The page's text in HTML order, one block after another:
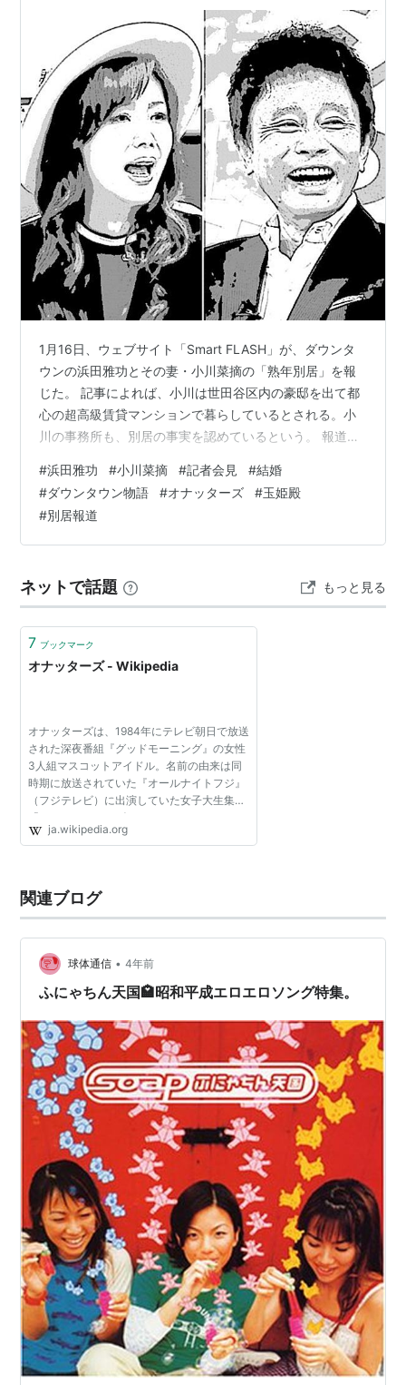
1月16日、ウェブサイト「Smart FLASH」が、ダウンタ
ウンの浜田雅功とその妻・小川菜摘の「熟年別居」を報
じた。 記事によれば、小川は世田谷区内の豪邸を出て都
心の超高級賃貸マンションで暮らしているとされる。小
川の事務所も、別居の事実を認めているという。 報道直
とツイート。ただ、小川は2月の舞台出演を控え、セリフ
やダンスを覚える仕事部屋としてのマンション生活で
は、との説もあることから、今後の行方が注目される。
2人が結婚して34年。 改めて時の流れを感じるばかりだ
て、浜田が大阪の吉本本社で…
#浜田雅功 #小川菜摘 #記者会見 #結婚
#ダウンタウン物語 #オナッターズ #玉姫殿
#別居報道
ネットで話題 もっと見る
7 ブックマーク
オナッターズ - Wikipedia
オナッターズは、1984年にテレビ朝日で放送
された深夜番組『グッドモーニング』の女性
3人組マスコットアイドル。名前の由来は同
時期に放送されていた『オールナイトフジ』
（フジテレビ）に出演していた女子大生集団
「オールナイターズ」をもじったもの。 メン
バーは次の通り: 南麻衣子（みなみ まいこ）
ja.wikipedia.org
関連ブログ
球体通信 • 4年前
ふにゃちん天国🏩昭和平成エロエロソング特集。